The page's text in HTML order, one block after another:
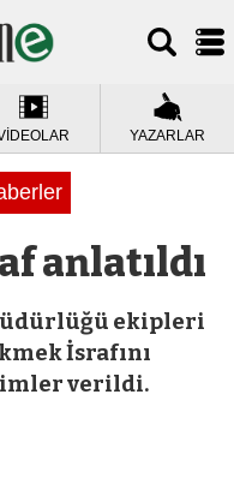
YAZARLAR
anlatıldı
ekipleri
İsrafını
verildi.